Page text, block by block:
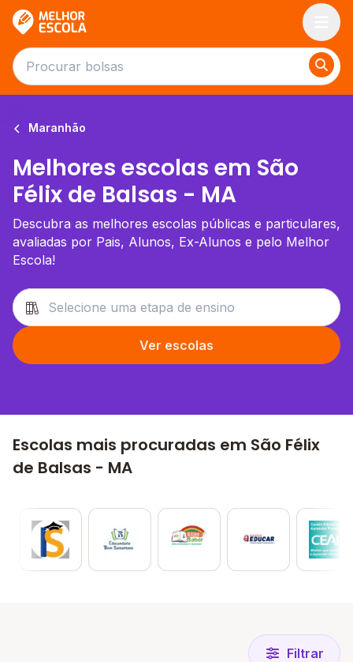
Maranhão
Melhores escolas em São
Félix de Balsas - MA
Descubra as melhores escolas públicas e particulares,
avaliadas por Pais, Alunos, Ex-Alunos e pelo Melhor
Escola!
Ver escolas
Escolas mais procuradas em São Félix
de Balsas - MA
Filtrar